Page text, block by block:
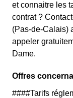
et connaitre les
contrat ?
(Pas-de-Calais)
appeler
Dame.
Offres
####Tarifs